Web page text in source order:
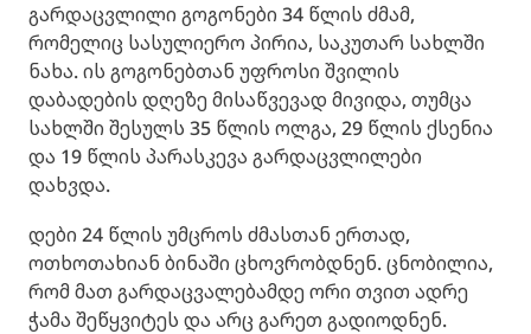
გარდაცვლილი გოგონები 34 წლის ძმამ,
რომელიც სასულიერო პირია, საკუთარ სახლში
ნახა. ის გოგონებთან უფროსი შვილის
დაბადების დღეზე მისაწვევად მივიდა, თუმცა
სახლში შესულს 35 წლის ოლგა, 29 წლის ქსენია
და 19 წლის პარასკევა გარდაცვლილები
დახვდა.
დები 24 წლის უმცროს ძმასთან ერთად,
ოთხოთახიან ბინაში ცხოვრობდნენ. ცნობილია,
რომ მათ გარდაცვალებამდე ორი თვით ადრე
ჭამა შეწყვიტეს და არც გარეთ გადიოდნენ.